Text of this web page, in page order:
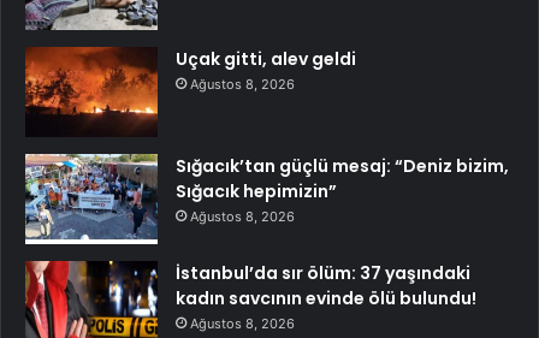
Uçak gitti, alev geldi
Ağustos 8, 2026
Sığacık’tan güçlü mesaj: “Deniz bizim,
Sığacık hepimizin”
Ağustos 8, 2026
İstanbul’da sır ölüm: 37 yaşındaki
kadın savcının evinde ölü bulundu!
Ağustos 8, 2026